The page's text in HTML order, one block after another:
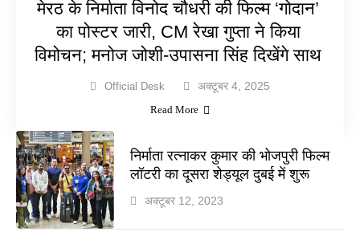
मेरठ के निर्माता विनोद चौधरी की फिल्म ‘गोदान’
का पोस्टर जारी, CM रेखा गुप्ता ने किया
विमोचन; मनोज जोशी-उपासना सिंह दिखेंगे साथ
Official Desk अक्टूबर 4, 2025
Read More
निर्माता रत्नाकर कुमार की भोजपुरी फिल्म
लॉटरी का दूसरा शेड्यूल दुबई में शुरू
अक्टूबर 12, 2023